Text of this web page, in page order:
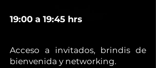
19:00 a 19:45 hrs
Acceso a invitados, brindis de
bienvenida y networking.